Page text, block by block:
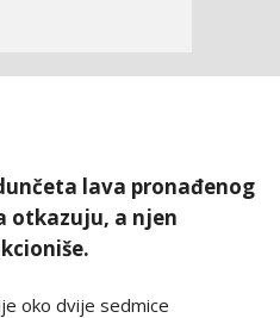
lava pronađenog
otkazuju, a njen
oko dvije sedmice